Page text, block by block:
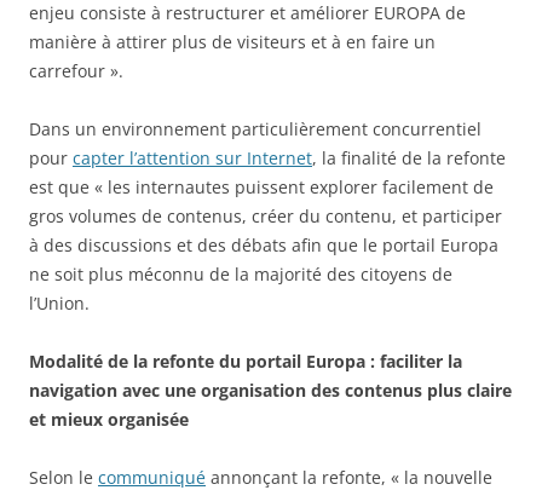
enjeu consiste à restructurer et améliorer EUROPA de
manière à attirer plus de visiteurs et à en faire un
carrefour ».
Dans un environnement particulièrement concurrentiel
pour capter l’attention sur Internet, la finalité de la refonte
est que « les internautes puissent explorer facilement de
gros volumes de contenus, créer du contenu, et participer
à des discussions et des débats afin que le portail Europa
ne soit plus méconnu de la majorité des citoyens de
l’Union.
Modalité de la refonte du portail Europa : faciliter la
navigation avec une organisation des contenus plus claire
et mieux organisée
Selon le communiqué annonçant la refonte, « la nouvelle